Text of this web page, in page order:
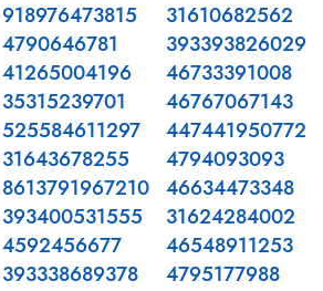
918976473815
4790646781
41265004196
35315239701
525584611297
31643678255
8613791967210
393400531555
4592456677
393338689378
31610682562
393393826029
46733391008
46767067143
447441950772
4794093093
46634473348
31624284002
46548911253
4795177988